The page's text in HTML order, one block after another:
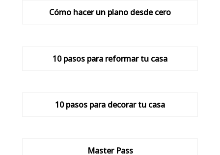
Cómo hacer un plano desde cero
10 pasos para reformar tu casa
10 pasos para decorar tu casa
Master Pass